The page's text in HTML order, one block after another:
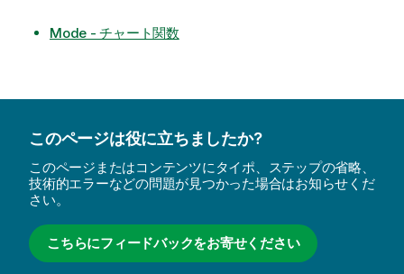
Mode - チャート関数
このページは役に立ちましたか?
このページまたはコンテンツにタイポ、ステップの省略、
技術的エラーなどの問題が見つかった場合はお知らせくだ
さい。
こちらにフィードバックをお寄せください